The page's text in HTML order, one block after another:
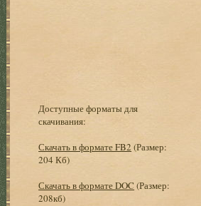
Доступные форматы для
скачивания:
Скачать в формате FB2 (Размер:
204 Кб)
Скачать в формате DOC (Размер:
208кб)